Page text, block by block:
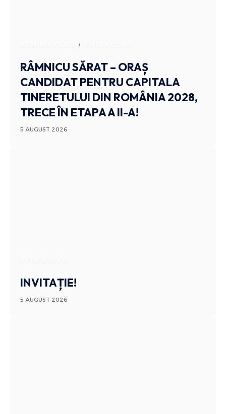
ADMINISTRATIV
RÂMNICU SĂRAT – ORAȘ
CANDIDAT PENTRU CAPITALA
TINERETULUI DIN ROMÂNIA 2028,
TRECE ÎN ETAPA A II-A!
5 AUGUST 2026
INVITAȚIE!
5 AUGUST 2026